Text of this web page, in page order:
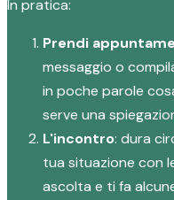
In pratica:
Prendi
messaggio o
in poche parole
serve una
L'incontro: dura
tua situazione con
ascolta e ti fa